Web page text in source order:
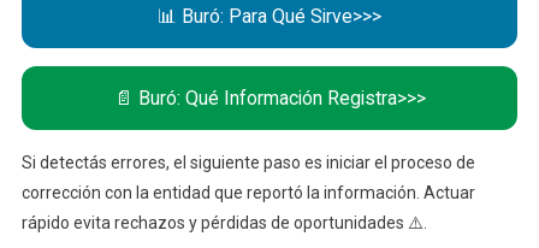
📊 Buró: Para Qué Sirve>>>
📄 Buró: Qué Información Registra>>>
Si detectás errores, el siguiente paso es iniciar el proceso de
corrección con la entidad que reportó la información. Actuar
rápido evita rechazos y pérdidas de oportunidades ⚠️.